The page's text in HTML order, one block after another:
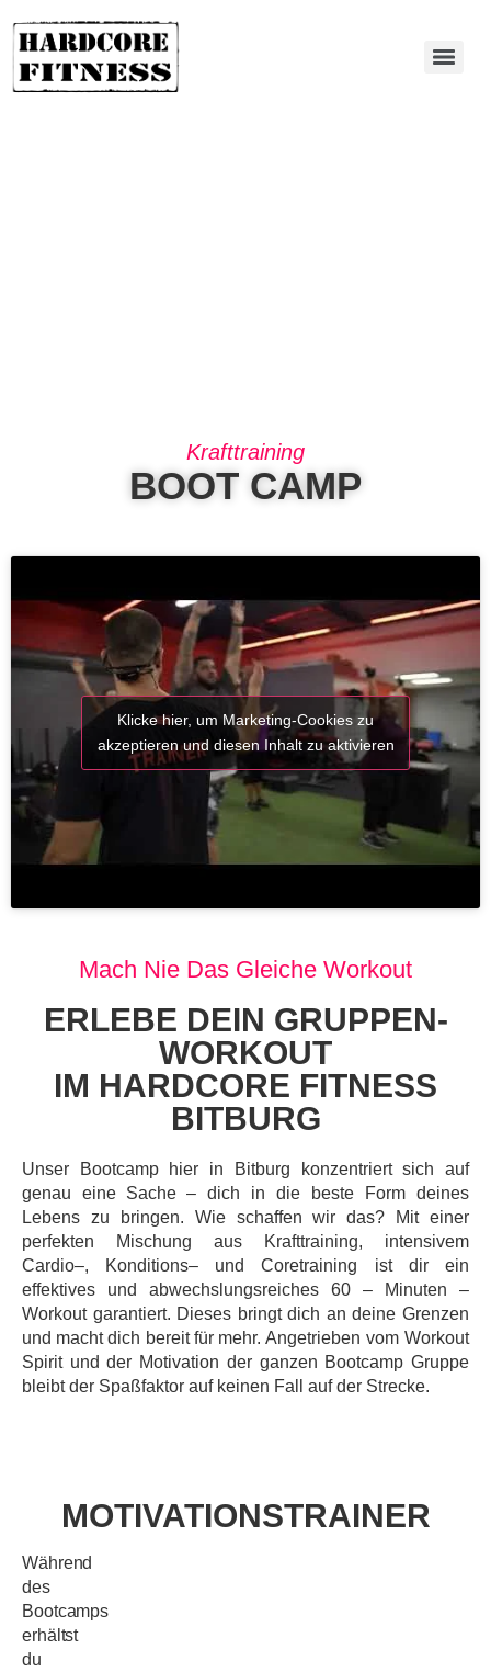
Krafttraining
BOOT CAMP
Klicke hier, um Marketing-Cookies zu
akzeptieren und diesen Inhalt zu aktivieren
Mach Nie Das Gleiche Workout
ERLEBE DEIN GRUPPEN-
WORKOUT
IM HARDCORE FITNESS
BITBURG
Unser Bootcamp hier in Bitburg konzentriert sich auf
genau eine Sache – dich in die beste Form deines
Lebens zu bringen. Wie schaffen wir das? Mit einer
perfekten
Mischung aus Krafttraining, intensivem
Cardio–, Konditions–
und Coretraining ist dir ein
effektives und abwechslungsreiches 60
– Minuten
–
Workout garantiert. Dieses bringt dich an deine Grenzen
und macht dich bereit für mehr. Angetrieben vom Workout
Spirit und der Motivation der ganzen Bootcamp Gruppe
bleibt der Spaßfaktor auf keinen Fall auf der Strecke.
MOTIVATIONSTRAINER
Während
des
Bootcamps
erhältst
du